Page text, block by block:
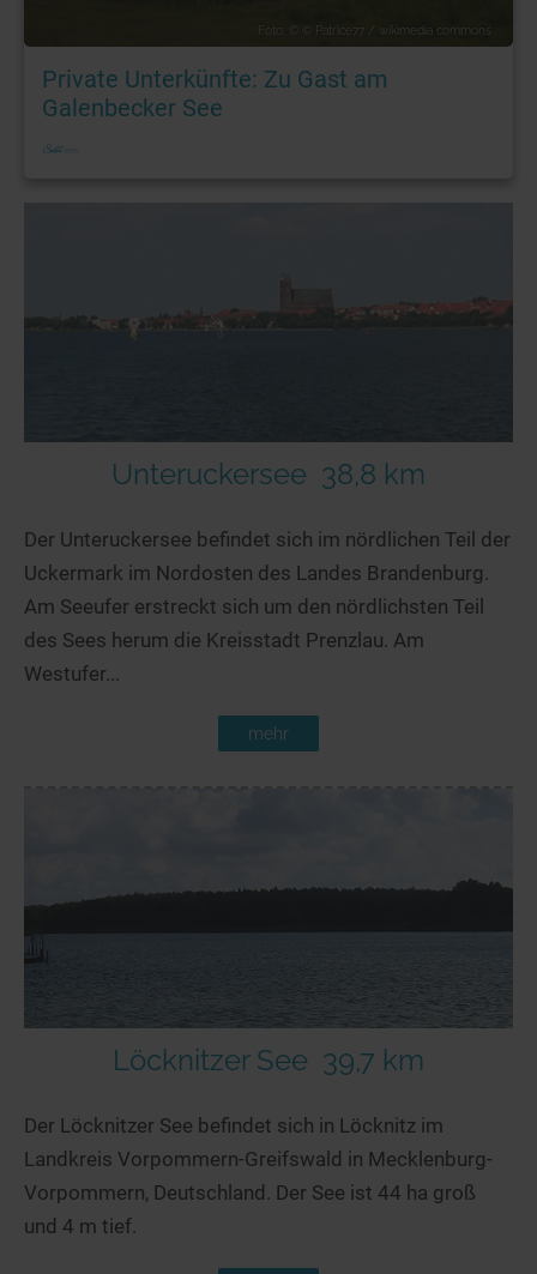
Foto: © © Patrice77 / wikimedia commons
Private Unterkünfte: Zu Gast am
Galenbecker See
Unteruckersee 38,8 km
Der Unteruckersee befindet sich im nördlichen Teil der
Uckermark im Nordosten des Landes Brandenburg.
Am Seeufer erstreckt sich um den nördlichsten Teil
des Sees herum die Kreisstadt Prenzlau. Am
Westufer...
mehr
Löcknitzer See 39,7 km
Der Löcknitzer See befindet sich in Löcknitz im
Landkreis Vorpommern-Greifswald in Mecklenburg-
Vorpommern, Deutschland. Der See ist 44 ha groß
und 4 m tief.